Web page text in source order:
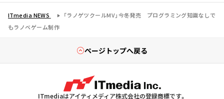
ITmedia NEWS
「ラノゲツクールMV」今冬発売 プログラミング知識なしで
もラノベゲーム制作
ページトップへ戻る
ITmediaはアイティメディア株式会社の登録商標です。